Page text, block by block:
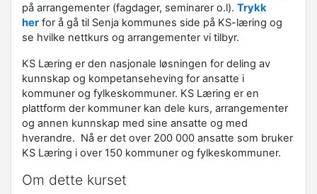
på arrangementer (fagdager, seminarer o.l). Trykk
her for å gå til Senja kommunes side på KS-læring og
se hvilke nettkurs og arrangementer vi tilbyr.
KS Læring er den nasjonale løsningen for deling av
kunnskap og kompetanseheving for ansatte i
kommuner og fylkeskommuner. KS Læring er en
plattform der kommuner kan dele kurs, arrangementer
og annen kunnskap med sine ansatte og med
hverandre. Nå er det over 200 000 ansatte som bruker
KS Læring i over 150 kommuner og fylkeskommuner.
Om dette kurset